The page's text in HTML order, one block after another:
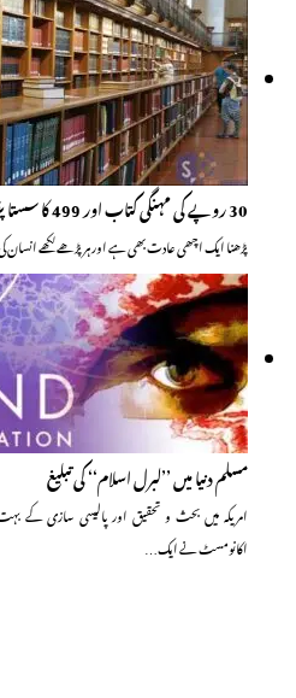
30 روپے کی مہنگی کتاب اور 499 کا سستا پزّہ
پڑھنا ایک اچھی عادت بھی ہے اور ہر پڑھے لکھے
مسلم دنیا میں ’’لبرل اسلام‘‘ کی تبلیغ
امریکہ میں بحث و تحقیق اور پالیسی سازی
اکانومسٹ نے ایک…